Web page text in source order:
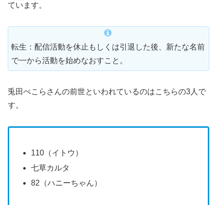
ています。
転生：配信活動を休止もしくは引退した後、新たな名前
で一から活動を始めなおすこと。
兎田ぺこらさんの前世といわれているのはこちらの3人で
す。
110（イトウ）
七草カルタ
82（ハニーちゃん）